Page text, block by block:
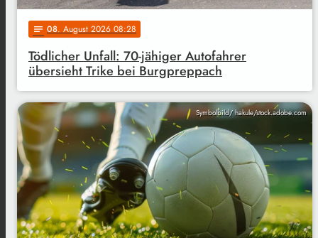
notes 08. August 2026 08:28
Tödlicher Unfall: 70-jähiger Autofahrer
übersieht Trike bei Burgpreppach
Symbolbild/ hakule/stock.adobe.com